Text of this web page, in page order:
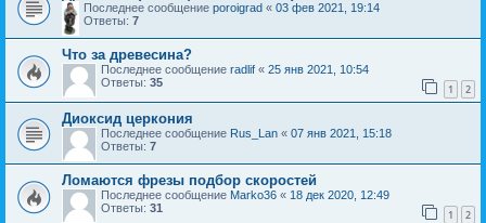
Последнее сообщение poroigrad « 03 фев 2021, 19:14
Ответы: 7
Что за древесина?
Последнее сообщение radlif « 25 янв 2021, 10:54
Ответы: 35 1 2
Диоксид церкония
Последнее сообщение Rus_Lan « 07 янв 2021, 15:18
Ответы: 7
Ломаются фрезы подбор скоростей
Последнее сообщение Marko36 « 18 дек 2020, 12:49
Ответы: 31 1 2